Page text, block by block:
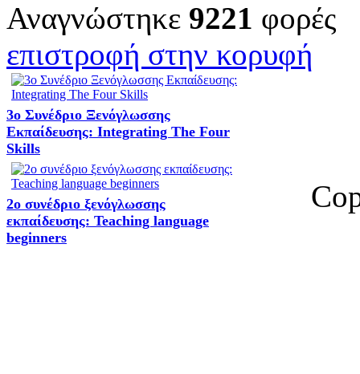
Αναγνώστηκε 9221 φορές
επιστροφή στην κορυφή
3ο Συνέδριο Ξενόγλωσσης
Εκπαίδευσης: Integrating The Four
Skills
2o συνέδριο ξενόγλωσσης
εκπαίδευσης: Teaching language
beginners